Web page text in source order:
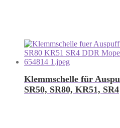
Klemmschelle für
SR50, SR80, KR51, SR4